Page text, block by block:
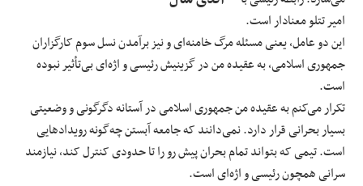
امیر تتلو معنادار است.
این دو عامل، یعنی مسئله‌ مرگ خامنه‌ای و نیز برآمدن نسل سوم کارگزاران
جمهوری اسلامی، به عقیده‌ من در گزینیش رئیسی و اژه‌ای بی‌تأثیر نبوده
است.
تکرار می‌کنم به عقیده‌ من جمهوری اسلامی در آستانه‌ دگرگونی و وضعیتی
بسیار بحرانی قرار دارد. نمی‌دانند که جامعه آبستن چه‌گونه رویدادهایی
است. تیمی که بتواند تمام بحران پیش رو را تا حدودی کنترل کند، نیازمند
سرانی همچون رئیسی و اژه‌ای است.